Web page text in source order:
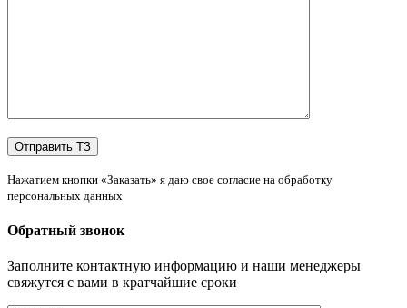
Нажатием кнопки «Заказать» я даю свое согласие на обработку
персональных данных
Обратный звонок
Заполните контактную информацию и наши менеджеры
свяжутся с вами в кратчайшие сроки